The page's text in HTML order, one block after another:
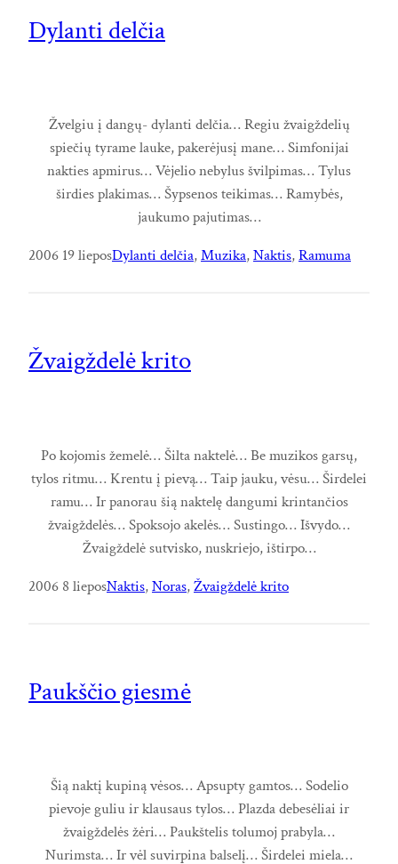
Dylanti delčia
Žvelgiu į dangų- dylanti delčia… Regiu žvaigždelių
spiečių tyrame lauke, pakerėjusį mane… Simfonijai
nakties apmirus… Vėjelio nebylus švilpimas… Tylus
širdies plakimas… Šypsenos teikimas… Ramybės,
jaukumo pajutimas…
2006 19 lieposDylanti delčia, Muzika, Naktis, Ramuma
Žvaigždelė krito
Po kojomis žemelė… Šilta naktelė… Be muzikos garsų,
tylos ritmu… Krentu į pievą… Taip jauku, vėsu… Širdelei
ramu… Ir panorau šią naktelę dangumi krintančios
žvaigždelės… Spoksojo akelės… Sustingo… Išvydo…
Žvaigždelė sutvisko, nuskriejo, ištirpo…
2006 8 lieposNaktis, Noras, Žvaigždelė krito
Paukščio giesmė
Šią naktį kupiną vėsos… Apsupty gamtos… Sodelio
pievoje guliu ir klausaus tylos… Plazda debesėliai ir
žvaigždelės žėri… Paukštelis tolumoj prabyla…
Nurimsta… Ir vėl suvirpina balselį… Širdelei miela…